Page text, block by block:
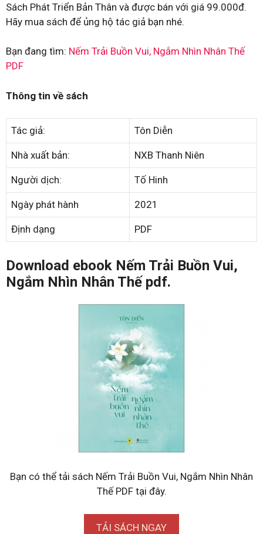
Sách Phát Triển Bản Thân và được bán với giá 99.000đ.
Hãy mua sách để ủng hộ tác giả bạn nhé.
Bạn đang tìm: Nếm Trải Buồn Vui, Ngắm Nhìn Nhân Thế
PDF
Thông tin về sách
Tác giả: Tôn Diễn
Nhà xuất bản: NXB Thanh Niên
Người dịch: Tố Hinh
Ngày phát hành 2021
Định dạng PDF
Download ebook Nếm Trải Buồn Vui,
Ngắm Nhìn Nhân Thế pdf.
Bạn có thể tải sách Nếm Trải Buồn Vui, Ngắm Nhìn Nhân
Thế PDF tại đây.
TẢI SÁCH NGAY